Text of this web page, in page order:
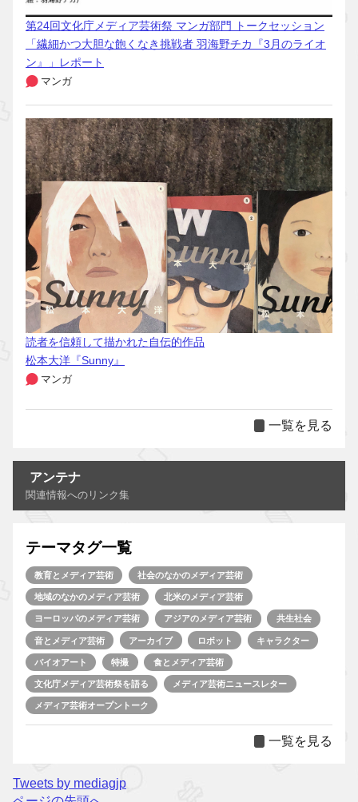
第24回文化庁メディア芸術祭 マンガ部門 トークセッション
「繊細かつ大胆な飽くなき挑戦者 羽海野チカ『3月のライオ
ン』」レポート
マンガ
読者を信頼して描かれた自伝的作品
松本大洋『Sunny』
マンガ
一覧を見る
アンテナ
関連情報へのリンク集
テーマタグ一覧
教育とメディア芸術 社会のなかのメディア芸術
地域のなかのメディア芸術 北米のメディア芸術
ヨーロッパのメディア芸術 アジアのメディア芸術 共生社会
音とメディア芸術 アーカイブ ロボット キャラクター
バイオアート 特撮 食とメディア芸術
文化庁メディア芸術祭を語る メディア芸術ニュースレター
メディア芸術オープントーク
一覧を見る
Tweets by mediagjp